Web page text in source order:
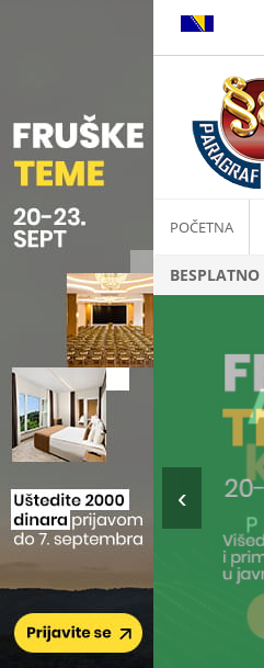
POČETNA
BESPLATNO